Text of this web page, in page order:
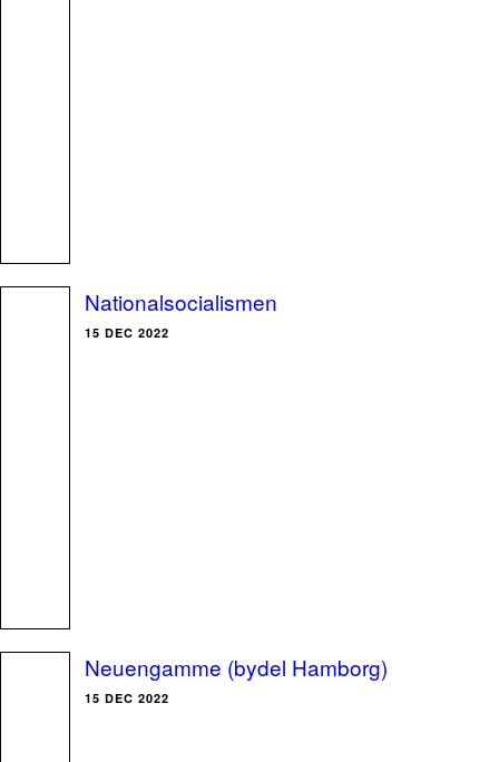
Nationalsocialismen
15 DEC 2022
Neuengamme (bydel Hamborg)
15 DEC 2022